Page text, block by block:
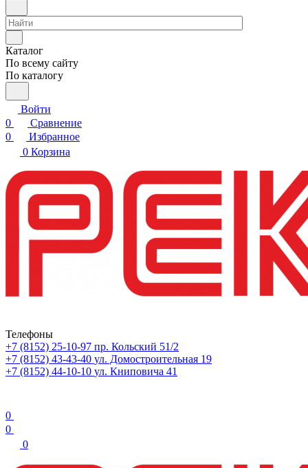
Каталог
По всему сайту
По каталогу
Войти
0
Сравнение
0
Избранное
0 Корзина
Телефоны
+7 (8152) 25-10-97 пр. Кольский 51/2
+7 (8152) 43-43-40 ул. Домостроительная 19
+7 (8152) 44-10-10 ул. Книповича 41
0
0
0